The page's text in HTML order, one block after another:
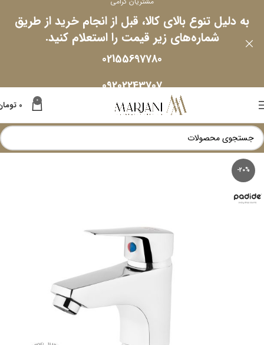
0
0
-20%
به دلیل تنوع بالای کالا، قبل از انجام خرید از طریق
شماره‌های زیر قیمت را استعلام کنید.
02155697780
09202243707